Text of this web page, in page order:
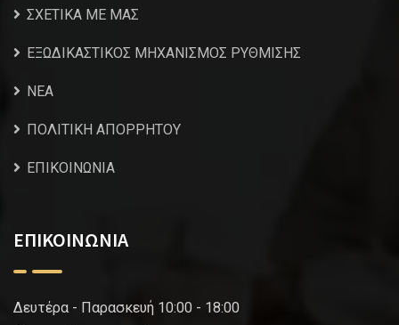
ΣΧΕΤΙΚΑ ΜΕ ΜΑΣ
ΕΞΩΔΙΚΑΣΤΙΚΟΣ ΜΗΧΑΝΙΣΜΟΣ ΡΥΘΜΙΣΗΣ
NEA
ΠΟΛΙΤΙΚΗ ΑΠΟΡΡΗΤΟΥ
ΕΠΙΚΟΙΝΩΝΙΑ
ΕΠΙΚΟΙΝΩΝΙΑ
Δευτέρα - Παρασκευή 10:00 - 18:00